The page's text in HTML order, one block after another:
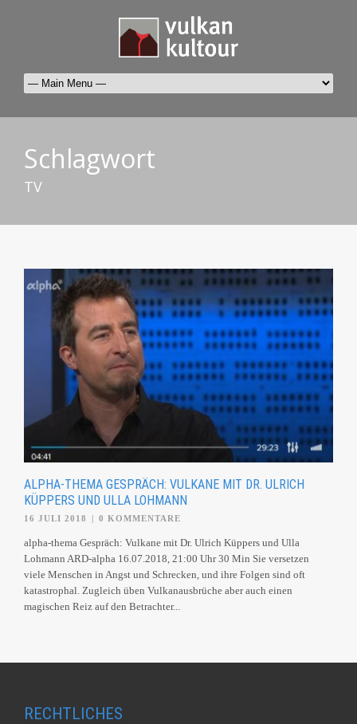
Schlagwort
TV
ALPHA-THEMA GESPRÄCH: VULKANE MIT DR. ULRICH
KÜPPERS UND ULLA LOHMANN
16 JULI 2018 | 0 KOMMENTARE
alpha-thema Gespräch: Vulkane mit Dr. Ulrich Küppers und Ulla
Lohmann ARD-alpha 16.07.2018, 21:00 Uhr 30 Min Sie versetzen
viele Menschen in Angst und Schrecken, und ihre Folgen sind oft
katastrophal. Zugleich üben Vulkanausbrüche aber auch einen
magischen Reiz auf den Betrachter...
RECHTLICHES